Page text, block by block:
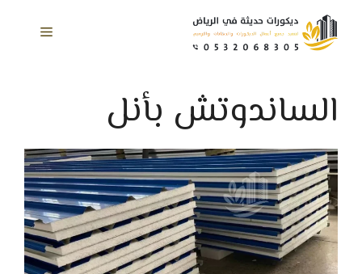
المحتوى
القائمة
الساندوتش بأنل